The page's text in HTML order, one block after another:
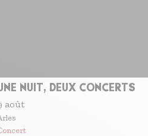
NUIT, DEUX CONCERTS
août